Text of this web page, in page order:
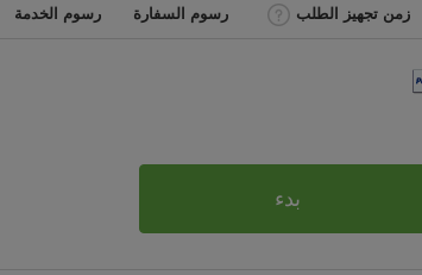
زمن تجهيز الطلب رسوم السفارة رسوم الخدمة
بدء